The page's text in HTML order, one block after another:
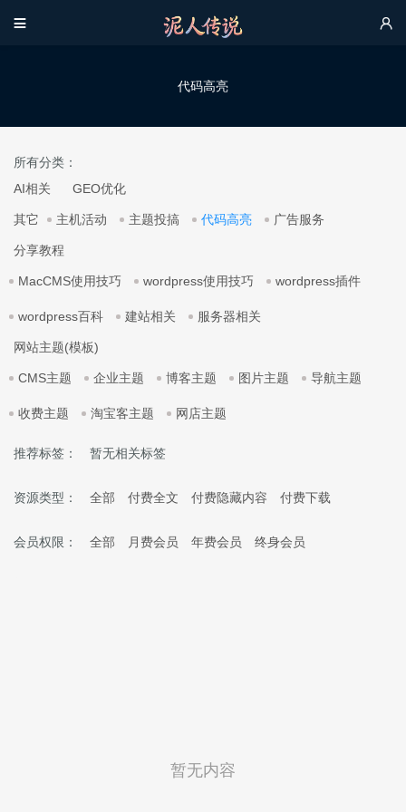
 
代码高亮
所有分类：
AI相关
GEO优化
其它 主机活动 主题投搞 代码高亮 广告服务
分享教程
MacCMS使用技巧 wordpress使用技巧 wordpress插件
wordpress百科 建站相关 服务器相关
网站主题(模板)
CMS主题 企业主题 博客主题 图片主题 导航主题
收费主题 淘宝客主题 网店主题
推荐标签： 暂无相关标签
资源类型： 全部 付费全文 付费隐藏内容 付费下载
会员权限： 全部 月费会员 年费会员 终身会员
暂无内容